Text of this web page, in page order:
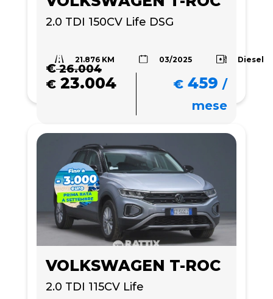
2.0 TDI 150CV Life DSG
21.876 KM 03/2025 Diesel
€26.004
€ 23.004 € 459 /
mese
VOLKSWAGEN T-ROC
2.0 TDI 115CV Life